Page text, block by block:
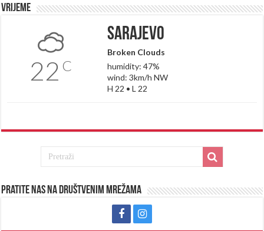
Vrijeme
22 C
Sarajevo
Broken Clouds
humidity: 47%
wind: 3km/h NW
H 22 • L 22
Pratite nas na društvenim mrežama